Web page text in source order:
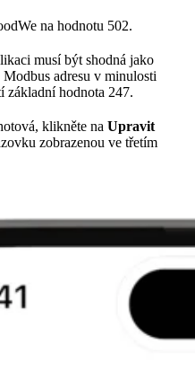
na hodnotu 502.
musí být shodná jako
adresu v minulosti
základní hodnota 247.
klikněte na Upravit
zobrazenou ve třetím